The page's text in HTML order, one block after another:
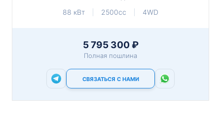
88 кВт
2500cc 4WD
5 795 300 ₽
Полная пошлина
СВЯЗАТЬСЯ С НАМИ